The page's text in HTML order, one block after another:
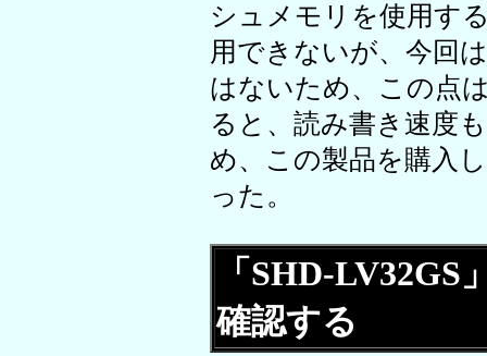
シュメモリを使用す
用できないが、今回
はないため、この点
ると、読み書き速度
め、この製品を購入
った。
「SHD-
確認する